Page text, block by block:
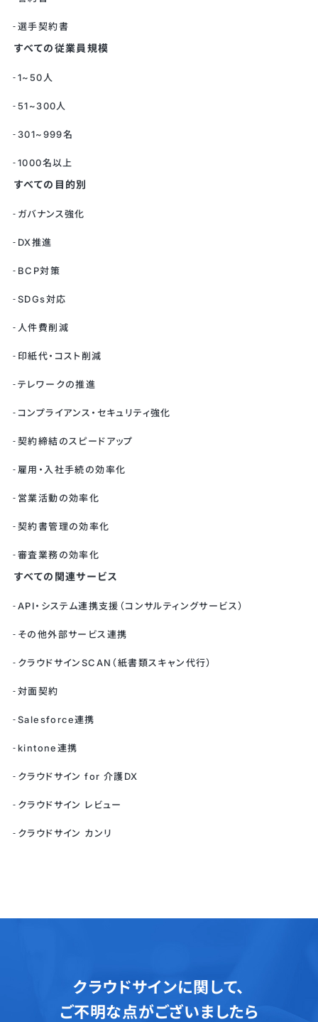
選手契約書
すべての従業員規模
1~50人
51~300人
301~999名
1000名以上
すべての目的別
ガバナンス強化
DX推進
BCP対策
SDGs対応
人件費削減
印紙代・コスト削減
テレワークの推進
コンプライアンス・セキュリティ強化
契約締結のスピードアップ
雇用・入社手続の効率化
営業活動の効率化
契約書管理の効率化
審査業務の効率化
すべての関連サービス
API・システム連携支援（コンサルティングサービス）
その他外部サービス連携
クラウドサインSCAN（紙書類スキャン代行）
対面契約
Salesforce連携
kintone連携
クラウドサイン for 介護DX
クラウドサイン レビュー
クラウドサイン カンリ
クラウドサインに関して、
ご不明な点がございましたら